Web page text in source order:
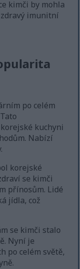
kimči by mohla
imunitní
po celém
kuchyni
Nabízí
korejské
se kimči
přínosům. Lidé
jídla, což
se kimči stalo
Nyní je
po celém světě,